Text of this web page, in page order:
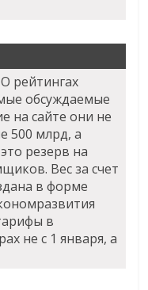
рейтингах
обсуждаемые
на сайте они не
500 млрд, а
резерв на
Вес за счет
в форме
в
не с 1 января, а